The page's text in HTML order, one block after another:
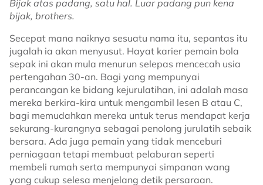
Bijak atas padang, satu hal. Luar padang pun kena
bijak, brothers.
Secepat mana naiknya sesuatu nama itu, sepantas itu
jugalah ia akan menyusut. Hayat karier pemain bola
sepak ini akan mula menurun selepas mencecah usia
pertengahan 30-an. Bagi yang mempunyai
perancangan ke bidang kejurulatihan, ini adalah masa
mereka berkira-kira untuk mengambil lesen B atau C,
bagi memudahkan mereka untuk terus mendapat kerja
sekurang-kurangnya sebagai penolong jurulatih sebaik
bersara. Ada juga pemain yang tidak menceburi
perniagaan tetapi membuat pelaburan seperti
membeli rumah serta mempunyai simpanan wang
yang cukup selesa menjelang detik persaraan.